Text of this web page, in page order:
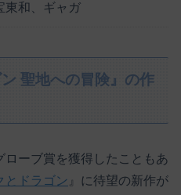
東和、ギャガ
聖地への冒険』の作
ーブ賞を獲得したこともあ
とドラゴン 』に待望の新作が